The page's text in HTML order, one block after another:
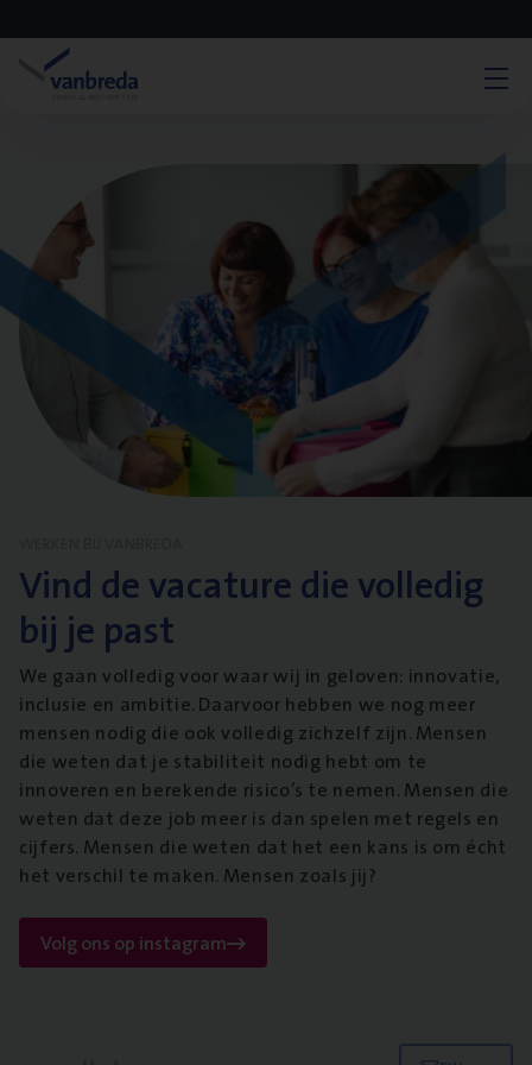
Vind de vacature die volledig
bij je past
We gaan volledig voor waar wij in geloven: innovatie,
inclusie en ambitie. Daarvoor hebben we nog meer
mensen nodig die ook volledig zichzelf zijn. Mensen
die weten dat je stabiliteit nodig hebt om te
innoveren en berekende risico’s te nemen. Mensen die
weten dat deze job meer is dan spelen met regels en
cijfers. Mensen die weten dat het een kans is om écht
het verschil te maken. Mensen zoals jij?
Volg ons op instagram